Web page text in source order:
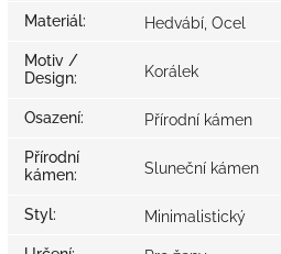
Materiál: Hedvábí, Ocel
Motiv /
Design: Korálek
Osazení: Přírodní kámen
Přírodní
kámen: Sluneční kámen
Styl: Minimalistický